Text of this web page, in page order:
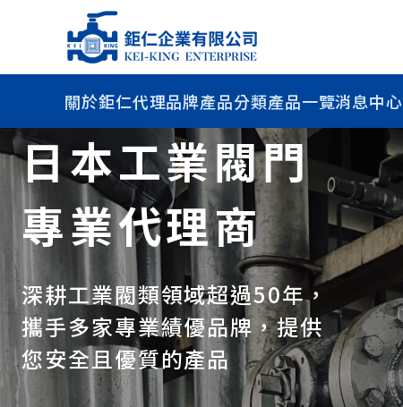
關於鉅仁代理品牌產品分類產品一覽消息中心
日本工業閥門
專業代理商
深耕工業閥類領域超過50年，
攜手多家專業績優品牌，提供
您安全且優質的產品